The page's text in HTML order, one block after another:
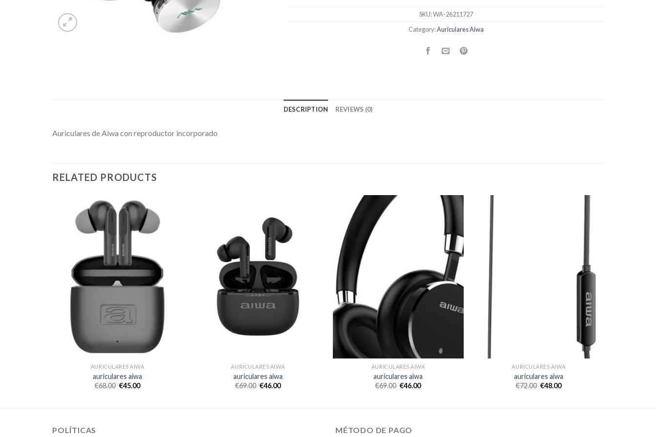
SKU:WA-26211727
Category:Auriculares Aiwa
DESCRIPTION REVIEWS (0)
Auriculares de Aiwa con reproductor incorporado
RELATED PRODUCTS
AURICULARES AIWA
auriculares aiwa
€68.00 €45.00
AURICULARES AIWA
auriculares aiwa
€69.00 €46.00
AURICULARES AIWA
auriculares aiwa
€69.00 €46.00
AURICULARES AIWA
auriculares aiwa
€72.00 €48.00
POLÍTICAS MÉTODO DE PAGO